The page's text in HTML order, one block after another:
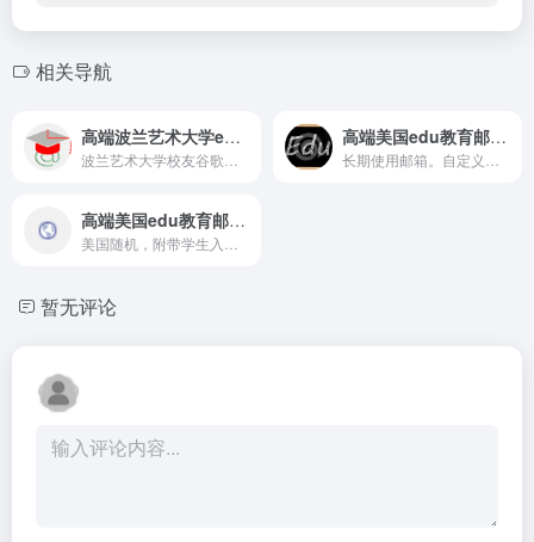
相关导航
高端波兰艺术大学edu邮箱【镇店之宝2号】 高端美国edu教育邮箱A型【镇店之宝3号】
高端美国edu教育邮箱【镇店之宝1号】
暂无评论